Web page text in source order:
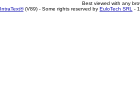
Best viewed with any
IntraText®(V89) - Some rights reserved by EuloTech SRL -